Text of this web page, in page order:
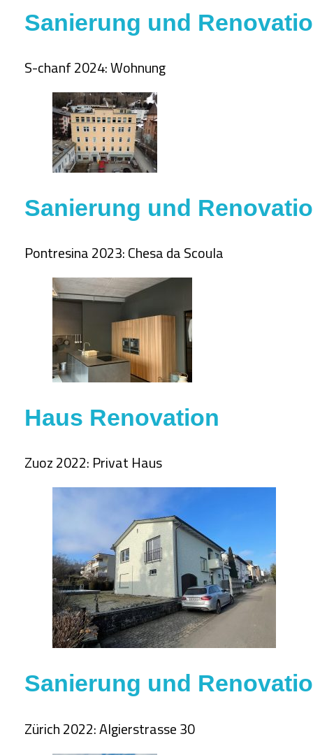
Sanierung und
S-chanf 2024: Wohnung
Sanierung und
Pontresina 2023: Chesa da Scoula
Haus Renovation
Zuoz 2022: Privat Haus
Sanierung und
Zürich 2022: Algierstrasse 30